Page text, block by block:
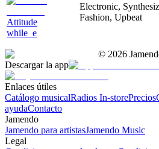
Attitude
while_e
Electronic,
Fashion, Upbeat
© 2026
Descargar la app
Enlaces útiles
Catálogo musicalRadios In-storePrecios
ayudaContacto
Jamendo
Jamendo para artistasJamendo Music
Legal